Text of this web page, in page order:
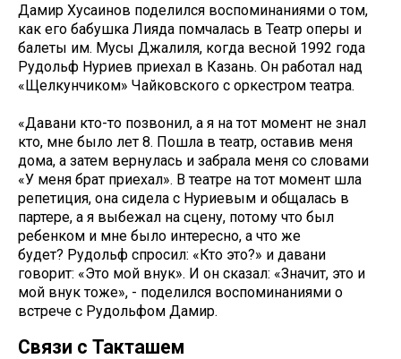
Дамир Хусаинов поделился воспоминаниями о том,
как его бабушка Лияда помчалась в Театр оперы и
балеты им. Мусы Джалиля, когда весной 1992 года
Рудольф Нуриев приехал в Казань. Он работал над
«Щелкунчиком» Чайковского с оркестром театра.
«Давани кто-то позвонил, а я на тот момент не знал
кто, мне было лет 8. Пошла в театр, оставив меня
дома, а затем вернулась и забрала меня со словами
«У меня брат приехал». В театре на тот момент шла
репетиция, она сидела с Нуриевым и общалась в
партере, а я выбежал на сцену, потому что был
ребенком и мне было интересно, а что же
будет? Рудольф спросил: «Кто это?» и давани
говорит: «Это мой внук». И он сказал: «Значит, это и
мой внук тоже», - поделился воспоминаниями о
встрече с Рудольфом Дамир.
Связи с Такташем